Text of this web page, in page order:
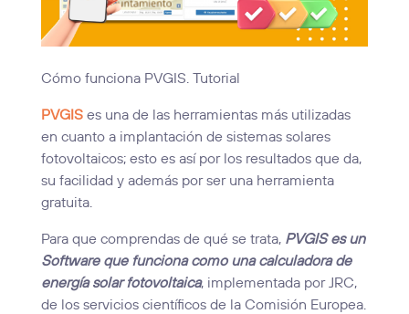
Cómo funciona PVGIS. Tutorial
PVGIS es una de las herramientas más utilizadas
en cuanto a implantación de sistemas solares
fotovoltaicos; esto es así por los resultados que da,
su facilidad y además por ser una herramienta
gratuita.
Para que comprendas de qué se trata, PVGIS es un
Software que funciona como una calculadora de
energía solar fotovoltaica, implementada por JRC,
de los servicios científicos de la Comisión Europea.